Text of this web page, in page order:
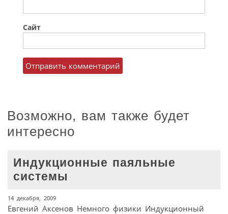
Сайт
Возможно, вам также будет
интересно
Индукционные паяльные
системы
14 декабря, 2009
Евгений Аксенов Немного физики Индукционный